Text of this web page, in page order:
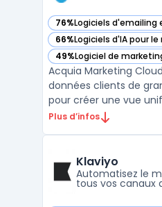
76%Logiciels
— voir Acquia Marketing
66%Logiciels d'IA pour
— voir Acquia Marketing
49%Logiciel de
— voir Acquia Marketing
Acquia Marketing
données clients de
pour créer une vue
contact. Face à une
informations
ligne, hors ligne ou de ...
Plus d’infos
Klaviyo
Automatisez le
tous vos canaux